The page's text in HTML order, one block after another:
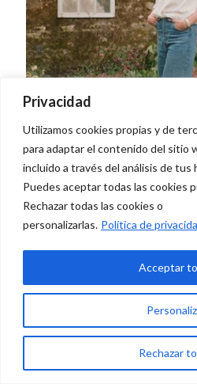
Privacidad
Utilizamos cookies propias y de
para adaptar el contenido del sitio
incluido a través del análisis de tus
Puedes aceptar todas las cookies
Rechazar todas las cookies o
personalizarlas. Política de
Rechazar
Acceptar
26 de marzo de 2025
EL LIBRO/“EL JARDÍN
obra de Olivia Laing
Read more